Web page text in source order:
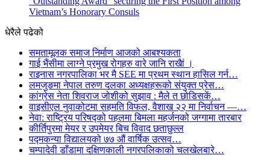
Vietnam’s Honorary Consuls
धेरैले पढेको
समतामूलक समाज निर्माण आजको आबश्यकता
गाई भैंसीमा लाग्ने प्रमुख रोगहरु वारे जानि राखैां ।
राइनास नगरपालिका भर मै SEE मा प्रथम स्थान हासिल गर्न…
लमजुङमा नेपाल तरुण दलका अध्यक्षहरूको संयुक्त प्रेस…
कांग्रेस नेता शिवराज जोशीको सुझाव : मैले त छोडिसकें…
वाइसीएल नुवाकोटमा सहमति विफल, वैशाख २२ मा निर्वाचन —…
नेवा: राष्ट्रिय परिषद्को पहलमा बिमला महर्जनको जग्गामा तारबार
कीर्तिपुरमा मेयर र उपमेयर बिच विवाद छताछुल्ल
पद्मकन्या विद्यालयको ७७ औं ‌‌वार्षिक ‌उत्सव…
चम्पादेवी डाँडामा दक्षिणकाली नगरपलिकाको चलखेलबारे…